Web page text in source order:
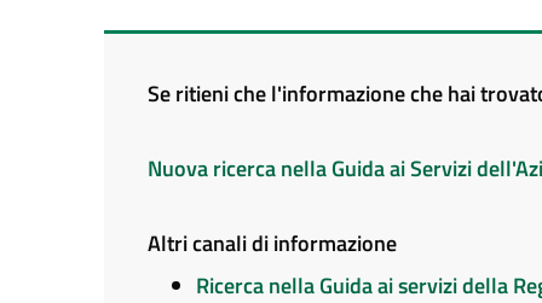
Se ritieni che l'informazione che hai
Nuova ricerca nella Guida ai Servizi
Altri canali di informazione
Ricerca nella Guida ai servizi della